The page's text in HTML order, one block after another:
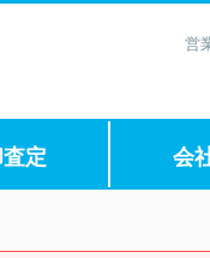
営
定 会